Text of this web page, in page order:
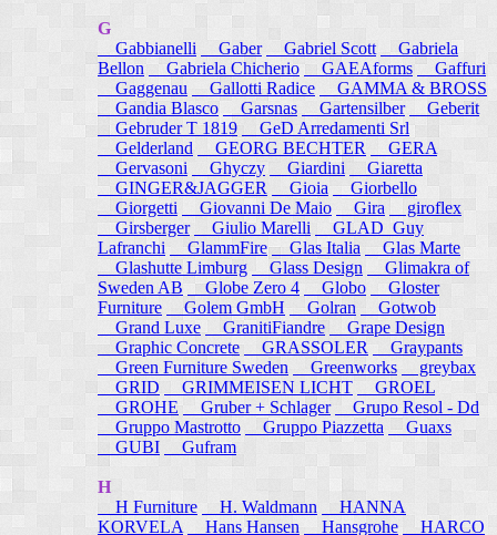
G
Gabbianelli
Gaber Gabriel Scott
Gabriela
Bellon
Gabriela Chicherio GAEAforms
Gaffuri
Gaggenau
Gallotti Radice
GAMMA & BROSS
Gandia Blasco
Garsnas Gartensilber
Geberit
Gebruder T 1819
GeD Arredamenti Srl
Gelderland
GEORG BECHTER
GERA
Gervasoni
Ghyczy Giardini
Giaretta
GINGER&JAGGER
Gioia
Giorbello
Giorgetti
Giovanni De Maio Gira
giroflex
Girsberger
Giulio Marelli
GLAD_Guy
Lafranchi
GlammFire Glas Italia
Glas Marte
Glashutte Limburg
Glass Design
Glimakra of
Sweden AB
Globe Zero 4 Globo
Gloster
Furniture
Golem GmbH Golran
Gotwob
Grand Luxe
GranitiFiandre
Grape Design
Graphic Concrete
GRASSOLER
Graypants
Green Furniture Sweden
Greenworks
greybax
GRID
GRIMMEISEN LICHT
GROEL
GROHE
Gruber + Schlager
Grupo Resol - Dd
Gruppo Mastrotto
Gruppo Piazzetta
Guaxs
GUBI
Gufram
H
H Furniture
H. Waldmann
HANNA
KORVELA
Hans Hansen Hansgrohe HARCO